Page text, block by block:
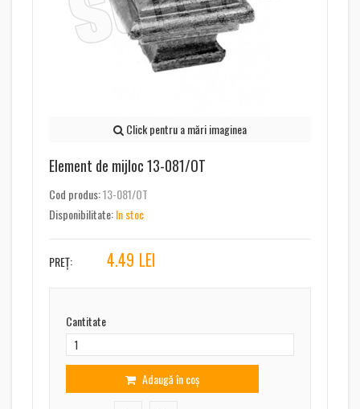
Click pentru a mări imaginea
Element de mijloc 13-081/OT
Cod produs:13-081/OT
Disponibilitate:In stoc
PREȚ: 4.49 LEI
Cantitate
Adaugă în coș